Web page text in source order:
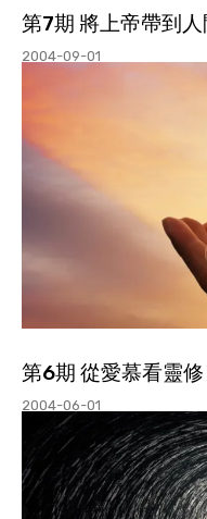
第7期 將上帝帶到人
2004-09-01
第6期 從愛慕看靈修
2004-06-01